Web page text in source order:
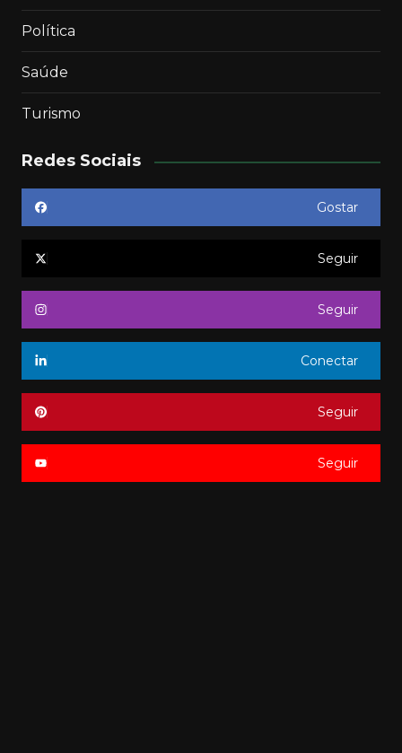
Política
Saúde
Turismo
Redes Sociais
Gostar
Seguir
Seguir
Conectar
Seguir
Seguir